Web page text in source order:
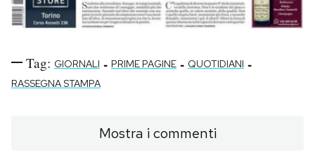
Tag: GIORNALI - PRIME PAGINE - QUOTIDIANI -
RASSEGNA STAMPA
Mostra i commenti